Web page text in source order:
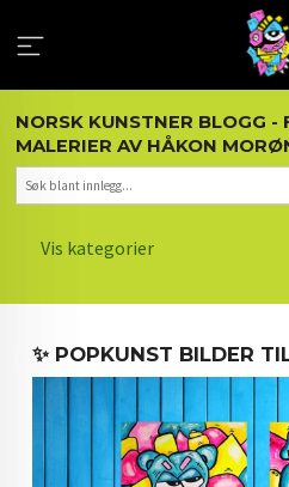
innholdet
NORSK KUNSTNER BLOGG -
MALERIER AV HÅKON
Vis kategorier
KUNST OG KUNSTNEREN
ARTIKLER OM KUNST
✨ POPKUNST BILDER